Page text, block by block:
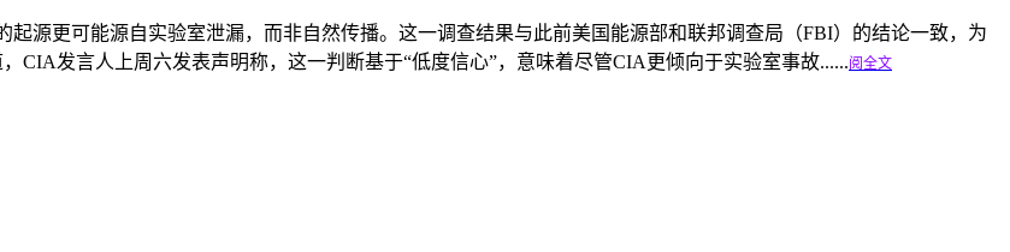
起源更可能源自实验室泄漏，而非自然传播。这一调查结果与此前美国能源部和联邦调查局（FBI）的结论一致，为
CIA发言人上周六发表声明称，这一判断基于“低度信心”，意味着尽管CIA更倾向于实验室事故......阅全文